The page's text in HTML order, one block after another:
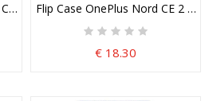
2 Lite 5G Tavallinen Nahkaefekti
Flip Case OnePlus Nord CE 2
€ 18.30